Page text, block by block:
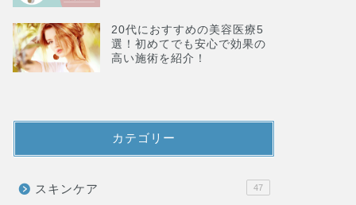
20代におすすめの美容医療5
選！初めてでも安心で効果の
高い施術を紹介！
カテゴリー
スキンケア 47